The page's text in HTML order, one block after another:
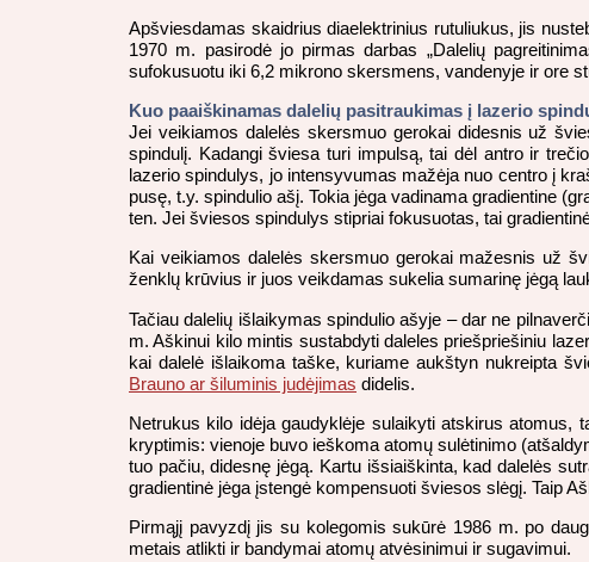
Apšviesdamas skaidrius diaelektrinius rutuliukus, jis
1970 m. pasirodė jo pirmas darbas „Dalelių
sufokusuotu iki 6,2 mikrono skersmens, vandenyje ir ore
Kuo paaiškinamas dalelių pasitraukimas į lazerio
Jei veikiamos dalelės skersmuo gerokai didesnis už
spindulį. Kadangi šviesa turi impulsą, tai dėl antro ir
lazerio spindulys, jo intensyvumas mažėja nuo centro į
pusę, t.y. spindulio ašį. Tokia jėga vadinama gradientine
ten. Jei šviesos spindulys stipriai fokusuotas, tai
Kai veikiamos dalelės skersmuo gerokai mažesnis už
ženklų krūvius ir juos veikdamas sukelia sumarinę jėgą
Tačiau dalelių išlaikymas spindulio ašyje – dar ne
m. Aškinui kilo mintis sustabdyti daleles priešpriešiniu
kai dalelė išlaikoma taške, kuriame aukštyn nukreipta
Brauno ar šiluminis judėjimas didelis.
Netrukus kilo idėja gaudyklėje sulaikyti atskirus atomus,
kryptimis: vienoje buvo ieškoma atomų sulėtinimo
tuo pačiu, didesnę jėgą. Kartu išsiaiškinta, kad dalelės
gradientinė jėga įstengė kompensuoti šviesos slėgį. Taip
Pirmąjį pavyzdį jis su kolegomis sukūrė 1986 m. po
metais atlikti ir bandymai atomų atvėsinimui ir sugavimui.